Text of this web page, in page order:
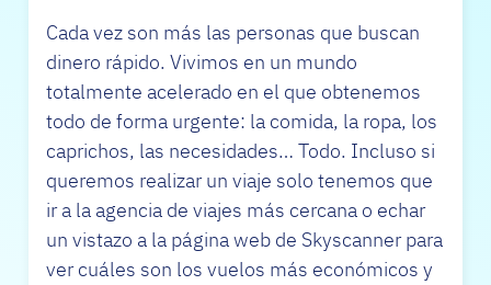
Cada vez son más las personas que buscan
dinero rápido. Vivimos en un mundo
totalmente acelerado en el que obtenemos
todo de forma urgente: la comida, la ropa, los
caprichos, las necesidades… Todo. Incluso si
queremos realizar un viaje solo tenemos que
ir a la agencia de viajes más cercana o echar
un vistazo a la página web de Skyscanner para
ver cuáles son los vuelos más económicos y